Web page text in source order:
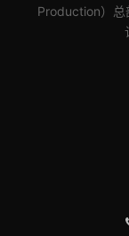
Production）总